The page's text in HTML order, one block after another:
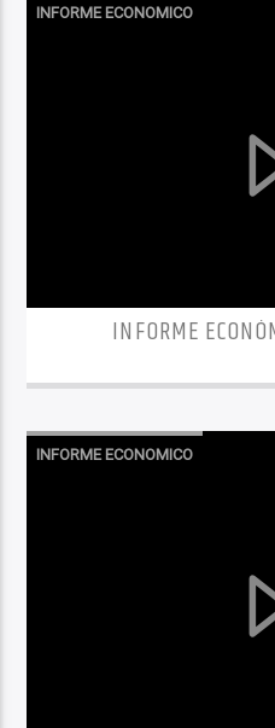
INFORME ECONOMICO
INFORME
INFORME ECONOMICO